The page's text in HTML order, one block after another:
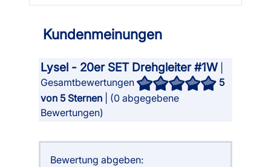
Kundenmeinungen
Lysel - 20er SET Drehgleiter #1W
Gesamtbewertungen
5
von 5 Sternen
| (0 abgegebene
Bewertungen)
Bewertung abgeben: